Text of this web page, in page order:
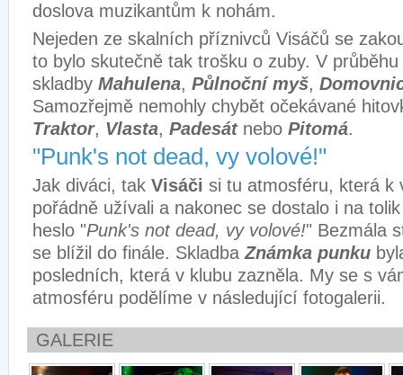
doslova muzikantům k nohám.
Nejeden ze skalních příznivců Visáčů se
to bylo skutečně tak trošku o zuby. V
skladby Mahulena, Půlnoční myš,
Samozřejmě nemohly chybět očekávané
Traktor, Vlasta, Padesátnebo Pitomá.
"Punk's not dead, vy volové!"
Jak diváci, tak Visáči si tu atmosféru, která k
pořádně užívali a nakonec se dostalo i na
heslo "Punk's not dead, vy volové!" Bezmála
se blížil do finále. SkladbaZnámka punku
posledních, která v klubu zazněla. My se s
atmosféru podělíme v následující fotogalerii.
GALERIE